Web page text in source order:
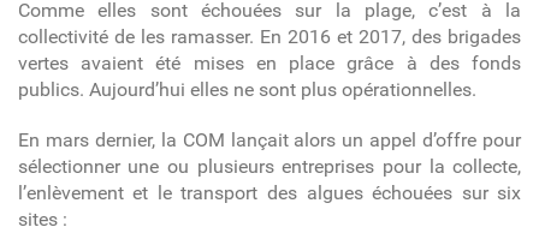
Comme elles sont échouées sur la plage, c’est à la
collectivité de les ramasser. En 2016 et 2017, des brigades
vertes avaient été mises en place grâce à des fonds
publics. Aujourd’hui elles ne sont plus opérationnelles.
En mars dernier, la COM lançait alors un appel d’offre pour
sélectionner une ou plusieurs entreprises pour la collecte,
l’enlèvement et le transport des algues échouées sur six
sites :